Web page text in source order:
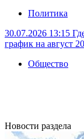
Политика
30.07.2026 13:15
график на август
Общество
Новости раздела